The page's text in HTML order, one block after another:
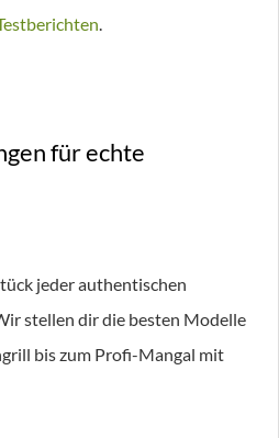
.
für echte
jeder authentischen
stellen dir die besten Modelle
bis zum Profi-Mangal mit